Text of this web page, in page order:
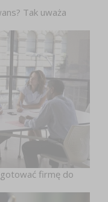
Tak uważa
firmę do